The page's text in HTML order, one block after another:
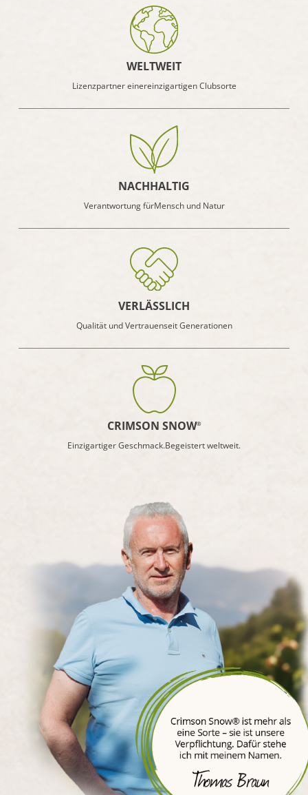
WELTWEIT
Lizenzpartner einereinzigartigen Clubsorte
NACHHALTIG
Verantwortung fürMensch und Natur
VERLÄSSLICH
Qualität und Vertrauenseit Generationen
CRIMSON SNOW®
Einzigartiger Geschmack.Begeistert weltweit.